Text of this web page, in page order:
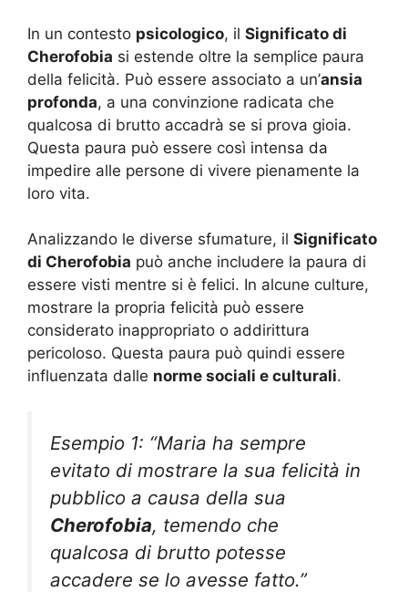
In un contesto psicologico, il Significato di
Cherofobia si estende oltre la semplice paura
della felicità. Può essere associato a un’ansia
profonda, a una convinzione radicata che
qualcosa di brutto accadrà se si prova gioia.
Questa paura può essere così intensa da
impedire alle persone di vivere pienamente la
loro vita.
Analizzando le diverse sfumature, il Significato
di Cherofobia può anche includere la paura di
essere visti mentre si è felici. In alcune culture,
mostrare la propria felicità può essere
considerato inappropriato o addirittura
pericoloso. Questa paura può quindi essere
influenzata dalle norme sociali e culturali.
Esempio 1: “Maria ha sempre
evitato di mostrare la sua felicità in
pubblico a causa della sua
Cherofobia, temendo che
qualcosa di brutto potesse
accadere se lo avesse fatto.”